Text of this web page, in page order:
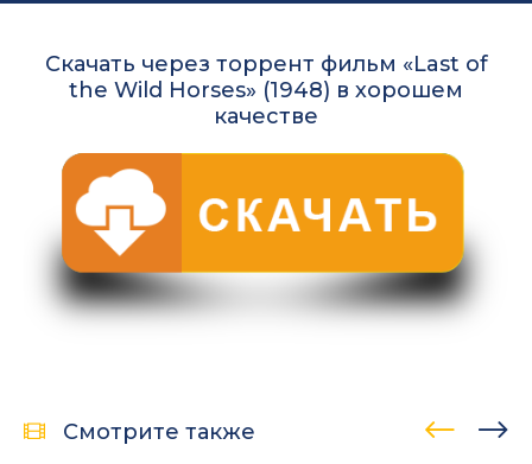
Скачать через торрент фильм «Last of
the Wild Horses» (1948) в хорошем
качестве
Смотрите также